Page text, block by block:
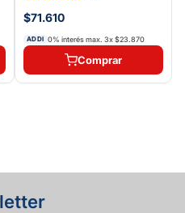
$71.610
ADDI 0% interés max. 3x$23.870
Comprar